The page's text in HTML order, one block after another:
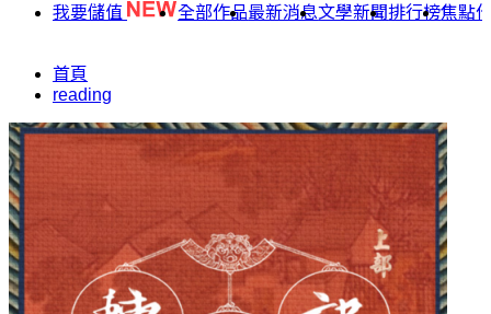
我要儲值 全部作品最新消息文學新聞排行榜焦點
首頁
reading